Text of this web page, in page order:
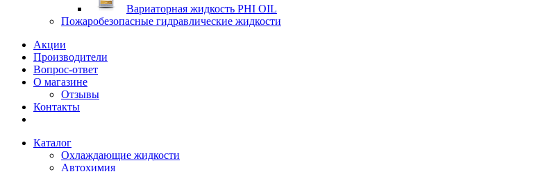
Вариаторная жидкость PHI OIL
Пожаробезопасные гидравлические жидкости
Акции
Производители
Вопрос-ответ
О магазине
Отзывы
Контакты
Каталог
Охлаждающие жидкости
Автохимия